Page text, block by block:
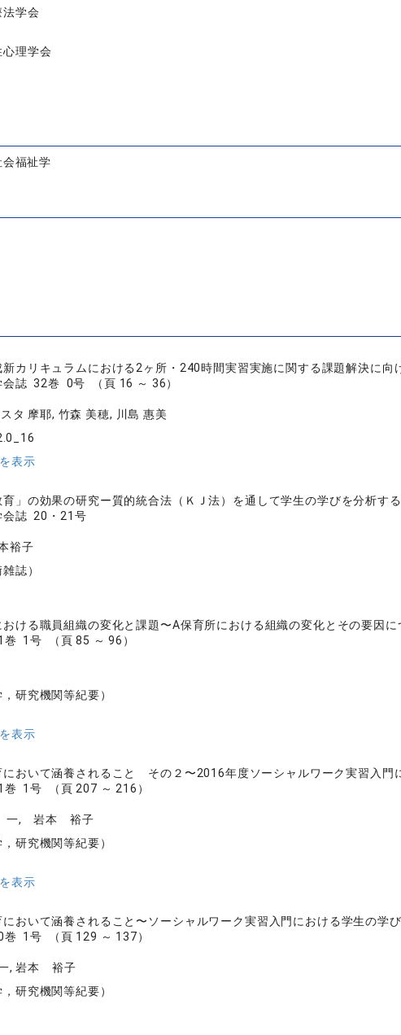
法学会
心理学会
福祉学
カリキュラムにおける2ヶ所・240時間実習実施に関する課題解決に向
会誌 32巻 0号 （頁 16 ～ 36）
タ 摩耶, 竹森 美穂, 川島 惠美
表示
」の効果の研究ー質的統合法（ＫＪ法）を通して学生の学びを分析す
会誌 20・21号
裕子
誌）
ける職員組織の変化と課題〜A保育所における組織の変化とその要因に
1号 （頁 85 ～ 96）
研究機関等紀要）
表示
において涵養されること その２〜2016年度ソーシャルワーク実習入門
1号 （頁 207 ～ 216）
一, 岩本 裕子
研究機関等紀要）
表示
おいて涵養されること〜ソーシャルワーク実習入門における学生の学
1号 （頁 129 ～ 137）
, 岩本 裕子
研究機関等紀要）